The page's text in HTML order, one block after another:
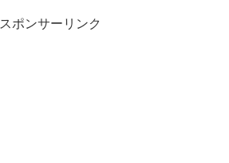
スポンサーリンク